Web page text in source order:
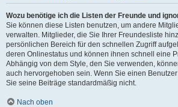
Wozu benötige ich die Listen der Freunde und
Sie können diese Listen benutzen, um andere
verwalten. Mitglieder, die Sie Ihrer Freundesliste
persönlichen Bereich für den schnellen Zugriff
deren Onlinestatus und können ihnen schnell eine
Abhängig von dem Style, den Sie verwenden,
auch hervorgehoben sein. Wenn Sie einen
Sie seine Beiträge standardmäßig nicht.
Nach oben